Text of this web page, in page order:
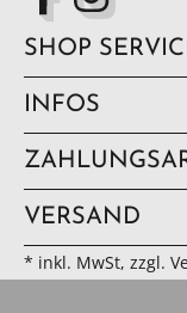
SHOP
INFOS
VERSAND
* inkl. MwSt, zzgl.